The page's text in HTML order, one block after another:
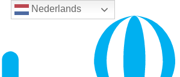
Nederlands